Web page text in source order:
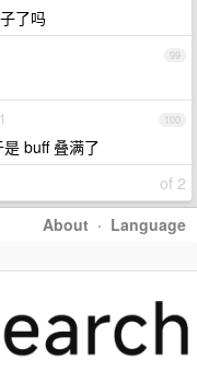
了吗
99
100
1
buff 叠满了
of 2
About · Language